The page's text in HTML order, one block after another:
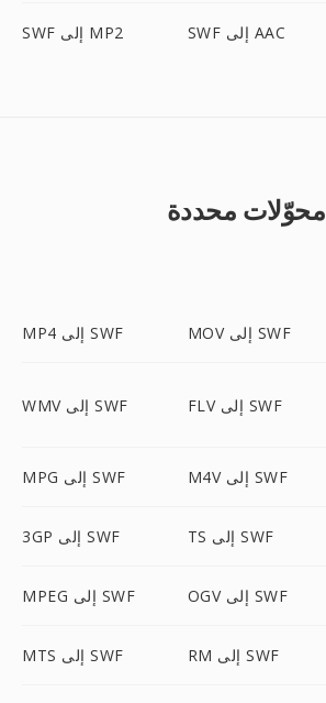
SWF إلى MP2 SWF إلى AAC
محوّلات محددة
MP4 إلى SWF MOV إلى SWF
WMV إلى SWF FLV إلى SWF
MPG إلى SWF M4V إلى SWF
3GP إلى SWF TS إلى SWF
MPEG إلى SWF OGV إلى SWF
MTS إلى SWF RM إلى SWF